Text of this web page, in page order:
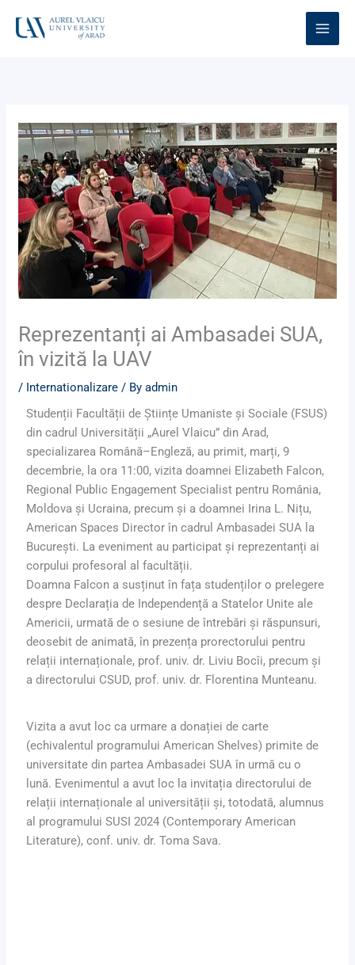
Reprezentanți ai Ambasadei SUA,
în vizită la UAV
/ Internationalizare / Byadmin
Studenții Facultății de Științe Umaniste și Sociale (FSUS)
din cadrul Universității „Aurel Vlaicu” din Arad,
specializarea Română–Engleză, au primit, marți, 9
decembrie, la ora 11:00, vizita doamnei Elizabeth Falcon,
Regional Public Engagement Specialist pentru România,
Moldova și Ucraina, precum și a doamnei Irina L. Nițu,
American Spaces Director în cadrul Ambasadei SUA la
București. La eveniment au participat și reprezentanți ai
corpului profesoral al facultății.
Doamna Falcon a susținut în fața studenților o prelegere
despre Declarația de Independență a Statelor Unite ale
Americii, urmată de o sesiune de întrebări și răspunsuri,
deosebit de animată, în prezența prorectorului pentru
relații internaționale, prof. univ. dr. Liviu Bocîi, precum și
a directorului CSUD, prof. univ. dr. Florentina Munteanu.
Vizita a avut loc ca urmare a donației de carte
(echivalentul programului American Shelves) primite de
universitate din partea Ambasadei SUA în urmă cu o
lună. Evenimentul a avut loc la invitația directorului de
relații internaționale al universității și, totodată, alumnus
al programului SUSI 2024 (Contemporary American
Literature), conf. univ. dr. Toma Sava.